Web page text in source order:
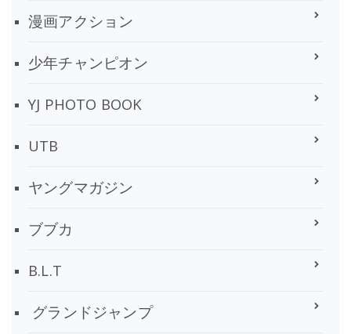
漫画アクション
少年チャンピオン
YJ PHOTO BOOK
UTB
ヤングマガジン
ブブカ
B.L.T
グランドジャンプ